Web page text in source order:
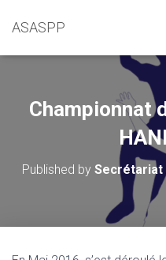
ASASPP
Championnat
Published by Secrétariat